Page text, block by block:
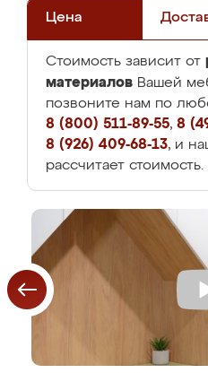
Цена
Стоимость зависит от
материалов Вашей
позвоните нам по
8 (800) 511-89-55, 8
8 (926) 409-68-13, и
рассчитает стоимость.